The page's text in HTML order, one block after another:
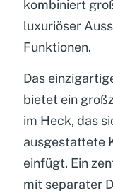
kombiniert
luxuriöser
Funktionen.
Das
bietet ein
im Heck, das
ausgestattete
einfügt. Ein
mit separater